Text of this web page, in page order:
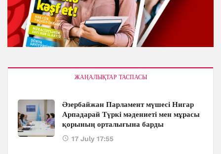
ЖАҢАЛЫҚТАР ТАСПАСЫ
Әзербайжан Парламент мүшесі Нигар
Арпадарай Түркі мәдениеті мен мұрасы
қорының орталығына барды
17 July 17:55